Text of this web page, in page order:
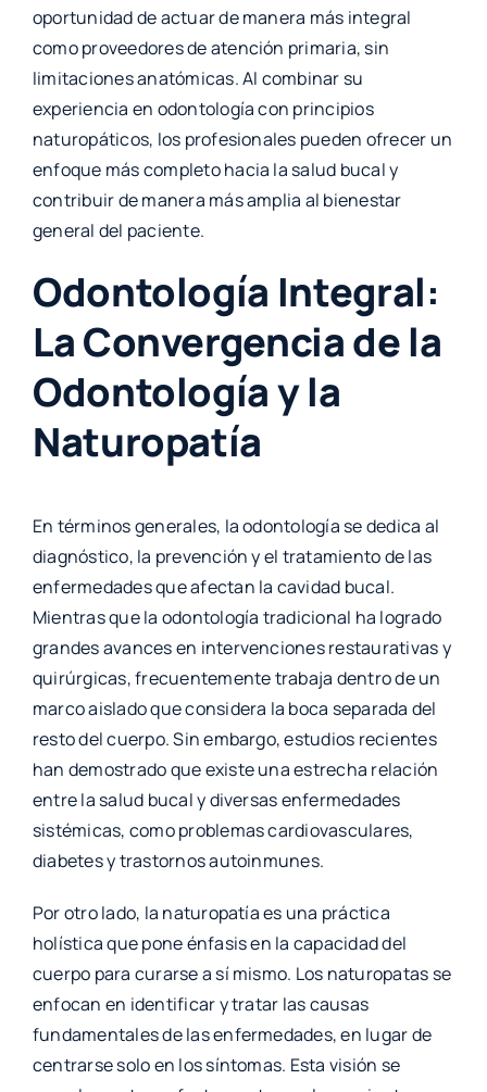
oportunidad de actuar de manera más integral
como proveedores de atención primaria, sin
limitaciones anatómicas. Al combinar su
experiencia en odontología con principios
naturopáticos, los profesionales pueden ofrecer un
enfoque más completo hacia la salud bucal y
contribuir de manera más amplia al bienestar
general del paciente.
Odontología Integral:
La Convergencia de la
Odontología y la
Naturopatía
En términos generales, la odontología se dedica al
diagnóstico, la prevención y el tratamiento de las
enfermedades que afectan la cavidad bucal.
Mientras que la odontología tradicional ha logrado
grandes avances en intervenciones restaurativas y
quirúrgicas, frecuentemente trabaja dentro de un
marco aislado que considera la boca separada del
resto del cuerpo. Sin embargo, estudios recientes
han demostrado que existe una estrecha relación
entre la salud bucal y diversas enfermedades
sistémicas, como problemas cardiovasculares,
diabetes y trastornos autoinmunes.
Por otro lado, la naturopatía es una práctica
holística que pone énfasis en la capacidad del
cuerpo para curarse a sí mismo. Los naturopatas se
enfocan en identificar y tratar las causas
fundamentales de las enfermedades, en lugar de
centrarse solo en los síntomas. Esta visión se